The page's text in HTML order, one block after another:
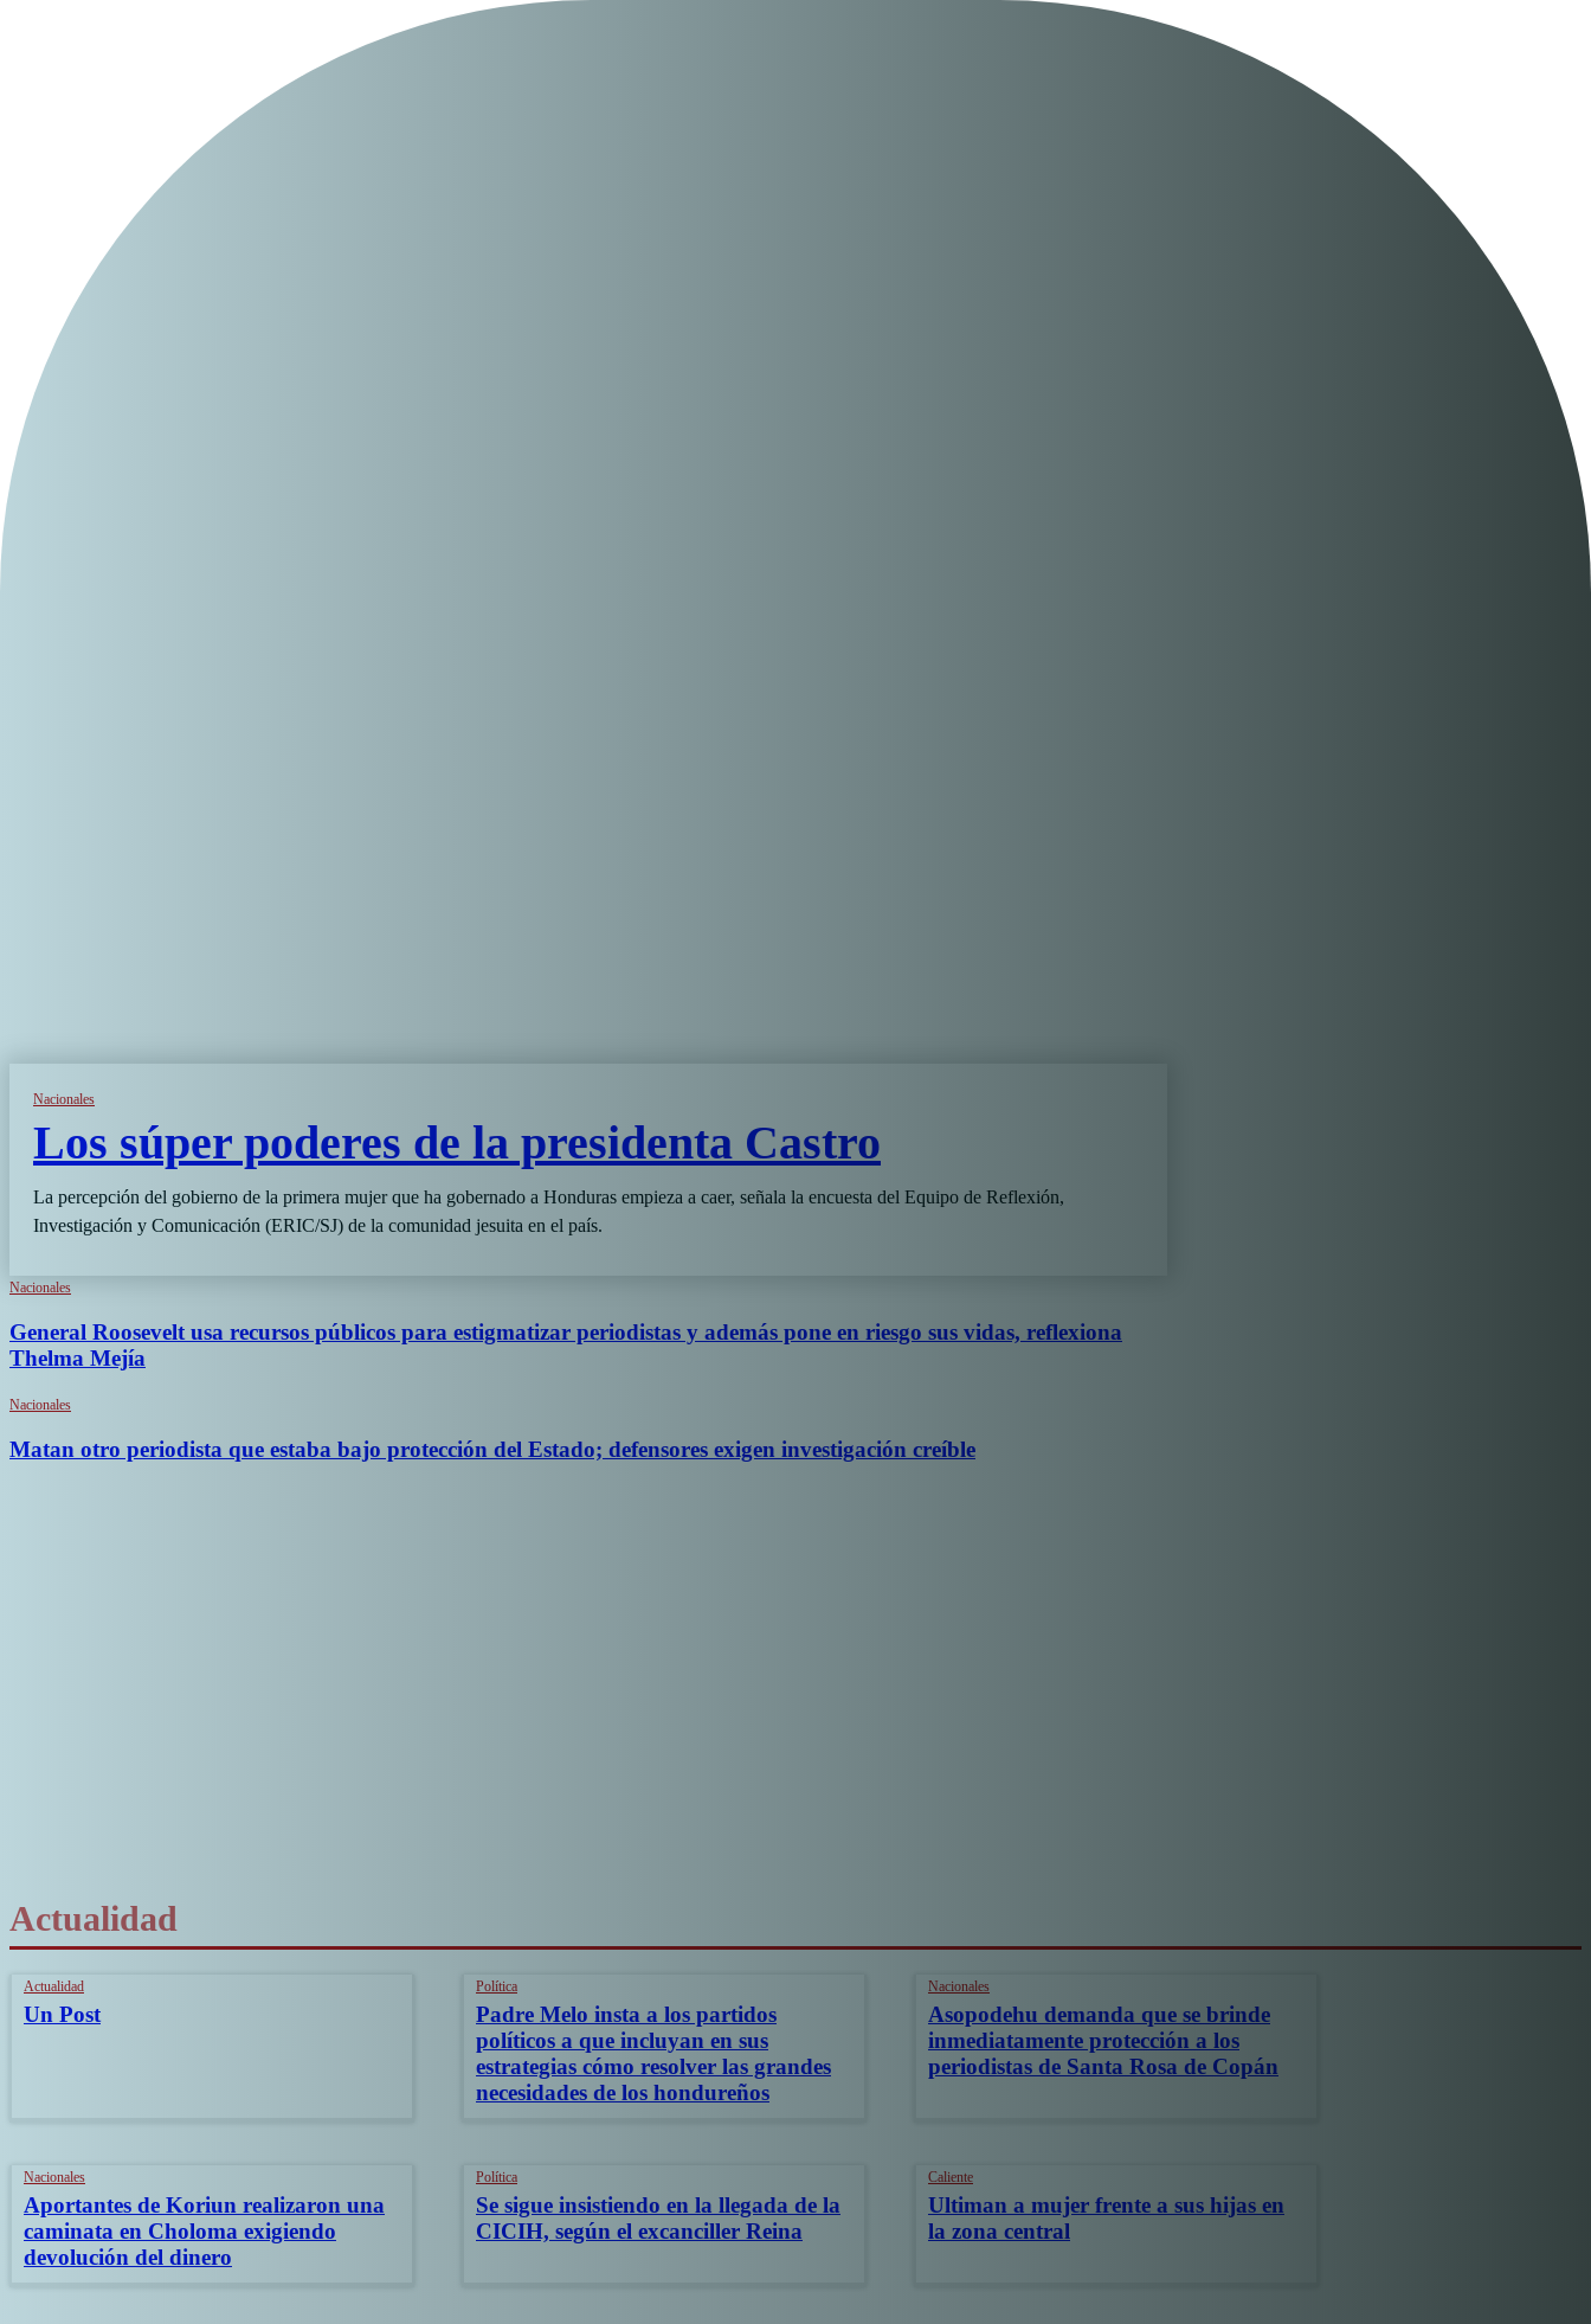
Nacionales
Los súper poderes de la presidenta Castro
La percepción del gobierno de la primera mujer que ha gobernado a Honduras empieza a caer, señala la encuesta del Equipo de Reflexión,
Investigación y Comunicación (ERIC/SJ) de la comunidad jesuita en el país.
Nacionales
General Roosevelt usa recursos públicos para estigmatizar periodistas y además pone en riesgo sus vidas, reflexiona
Thelma Mejía
Nacionales
Matan otro periodista que estaba bajo protección del Estado; defensores exigen investigación creíble
Actualidad
Actualidad
Un Post
Política
Padre Melo insta a los partidos
políticos a que incluyan en sus
estrategias cómo resolver las grandes
necesidades de los hondureños
Nacionales
Asopodehu demanda que se brinde
inmediatamente protección a los
periodistas de Santa Rosa de Copán
Nacionales
Aportantes de Koriun realizaron una
caminata en Choloma exigiendo
devolución del dinero
Política
Se sigue insistiendo en la llegada de la
CICIH, según el excanciller Reina
Caliente
Ultiman a mujer frente a sus hijas en
la zona central